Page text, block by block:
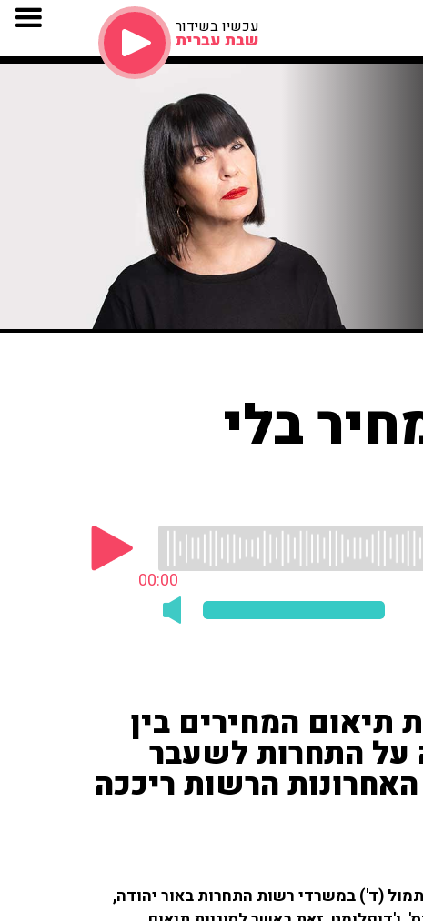
עכשיו בשידור
שבת עברית
בלי
00:00
תיאום המחירים בין
על התחרות לשעבר
הרשות ריככה
(ד') במשרדי רשות התחרות באור יהודה,